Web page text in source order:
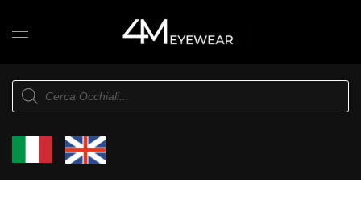
Skip to main content
Products
search